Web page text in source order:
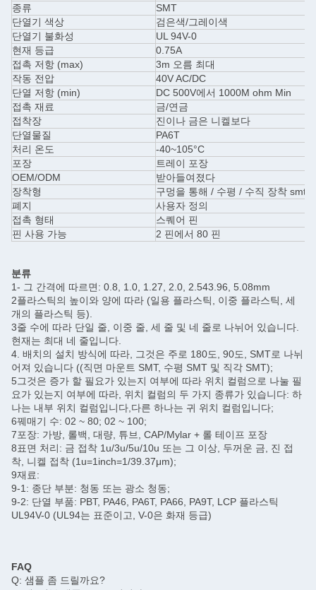
종류
SMT
단열기 색상
검은색/그레이색
단열기 불화성
UL 94V-0
현재 등급
0.75A
접촉 저항 (max)
3m 오름 최대
작동 전압
40V AC/DC
단열 저항 (min)
DC 500V에서 1000M ohm Min
접촉 재료
금/연금
접착장
진이나 금은 니켈보다
단열물질
PA6T
처리 온도
-40~105°C
포장
트레이 포장
OEM/ODM
받아들여졌다
장착형
구멍을 통해 / 수평 / 수직 장착 smt
폐지
사용자 정의
접촉 형태
스퀘어 핀
핀 사용 가능
2 핀에서 80 핀
분류
1- 그 간격에 따르면: 0.8, 1.0, 1.27, 2.0, 2.543.96, 5.08mm
2플라스틱의 높이와 양에 따라 (일용 플라스틱, 이중 플라스틱, 세
개의 플라스틱 등).
3줄 수에 따라 단일 줄, 이중 줄, 세 줄 및 네 줄로 나뉘어 있습니다.
현재는 최대 네 줄입니다.
4. 배치의 설치 방식에 따라, 그것은 주로 180도, 90도, SMT로 나뉘
어져 있습니다 ((직면 마운트 SMT, 수평 SMT 및 직각 SMT);
5그것은 증가 할 필요가 있는지 여부에 따라 위치 컬럼으로 나눌 필
요가 있는지 여부에 따라, 위치 컬럼의 두 가지 종류가 있습니다: 하
나는 내부 위치 컬럼입니다,다른 하나는 귀 위치 컬럼입니다;
6꿰매기 수: 02 ~ 80; 02 ~ 100;
7포장: 가방, 롤백, 대량, 튜브, CAP/Mylar + 롤 테이프 포장
8표면 처리: 금 접착 1u/3u/5u/10u 또는 그 이상, 두꺼운 금, 진 접
착, 니켈 접착 (1u=1inch=1/39.37μm);
9재료:
9-1: 종단 부분: 청동 또는 광소 청동;
9-2: 단열 부품: PBT, PA46, PA6T, PA66, PA9T, LCP 플라스틱
UL94V-0 (UL94는 표준이고, V-0은 화재 등급)
FAQ
Q: 샘플 좀 드릴까요?